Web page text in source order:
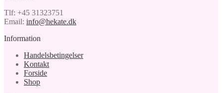
Tlf: +45 31323751
Email: info@hekate.dk
Information
Handelsbetingelser
Kontakt
Forside
Shop